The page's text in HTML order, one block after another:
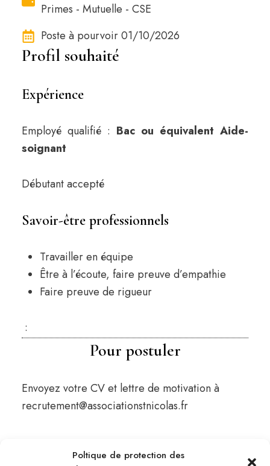
Poltique de protection des
Primes - Mutuelle - CSE
Poste à pourvoir 01/10/2026
Profil souhaité
Expérience
Employé qualifié : Bac ou équivalent Aide-
soignant
Débutant accepté
Savoir-être professionnels
Travailler en équipe
Être à l’écoute, faire preuve d’empathie
Faire preuve de rigueur
:
Pour postuler
Envoyez votre CV et lettre de motivation à
recrutement@associationstnicolas.fr